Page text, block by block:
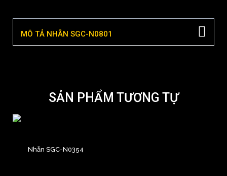
MÔ TẢ NHẪN SGC-N0801
SẢN PHẨM TƯƠNG TỰ
Nhẫn SGC-N0354